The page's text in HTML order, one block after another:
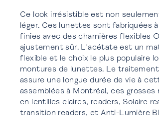
Ce look irrésistible est non
léger. Ces lunettes sont fabriquées
finies avec des charnières flexibles
ajustement sûr. L'acétate est un
flexible et le choix le plus populaire
montures de lunettes. Le
assure une longue durée de vie à
assemblées à Montréal, ces
en lentilles claires, readers, Solaire
transition readers, et Anti-Lumière